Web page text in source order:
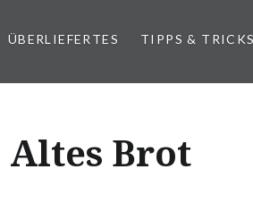
ÜBERLIEFERTES TIPPS & TRICKS
Altes Brot